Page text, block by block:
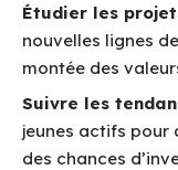
Étudier les
nouvelles lignes
montée des
Suivre les
jeunes actifs pour
des chances